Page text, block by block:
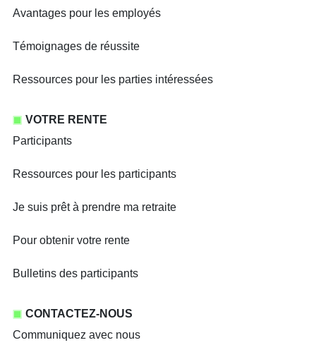
Avantages pour les employés
Témoignages de réussite
Ressources pour les parties intéressées
VOTRE RENTE
Participants
Ressources pour les participants
Je suis prêt à prendre ma retraite
Pour obtenir votre rente
Bulletins des participants
CONTACTEZ-NOUS
Communiquez avec nous